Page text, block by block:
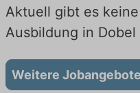
Aktuell gibt es
Ausbildung in Dobel
Weitere